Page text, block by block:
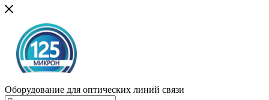
Оборудование для оптических линий связи